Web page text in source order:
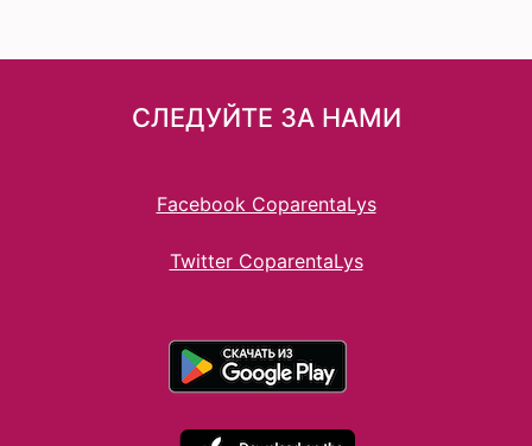
СЛЕДУЙТЕ ЗА НАМИ
Facebook CoparentaLys
Twitter CoparentaLys